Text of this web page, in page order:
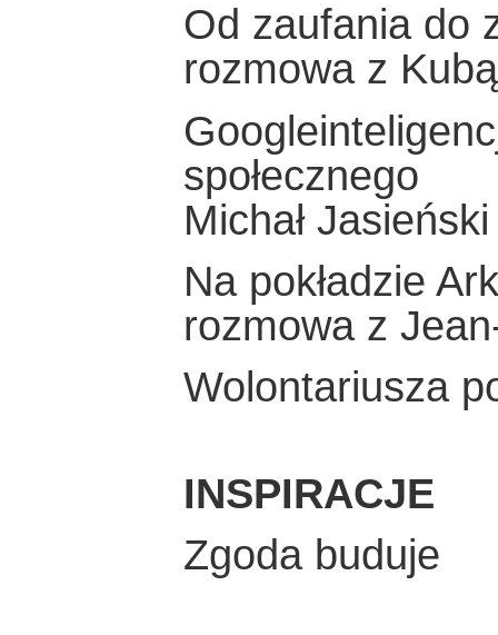
Od zaufania do
rozmowa z
społecznego
Michał Jasieński
Na pokładzie
rozmowa z
Wolontariusza
INSPIRACJE
Zgoda buduje